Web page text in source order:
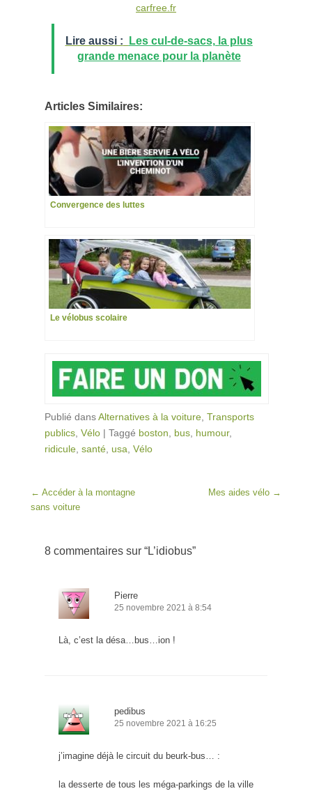
carfree.fr
Lire aussi :
Les cul-de-sacs, la plus
grande menace pour la planète
Articles Similaires:
Convergence des luttes
Le vélobus scolaire
Publié dansAlternatives à la voiture, Transports
publics, Vélo | Taggé boston, bus, humour,
ridicule, santé, usa, Vélo
Post navigation
← Accéder à la montagne
sans voiture
Mes aides vélo →
8 commentaires sur “L’idiobus”
Pierre
25 novembre 2021 à 8:54
Là, c’est la désa…bus…ion !
pedibus
25 novembre 2021 à 16:25
j’imagine déjà le circuit du beurk-bus… :
la desserte de tous les méga-parkings de la ville